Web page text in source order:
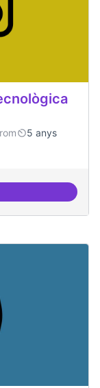
5 anys
en innovació